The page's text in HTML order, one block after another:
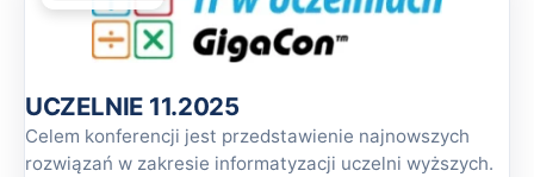
UCZELNIE 11.2025
Celem konferencji jest przedstawienie najnowszych
rozwiązań w zakresie informatyzacji uczelni wyższych.